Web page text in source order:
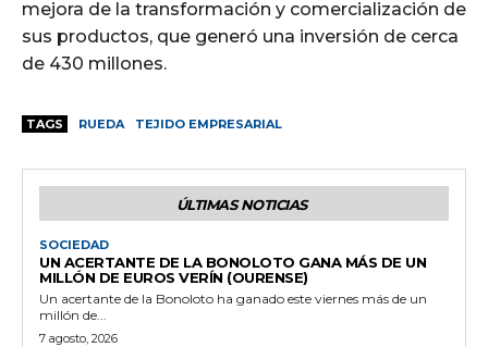
mejora de la transformación y comercialización de
sus productos, que generó una inversión de cerca
de 430 millones.
TAGS RUEDA TEJIDO EMPRESARIAL
ÚLTIMAS NOTICIAS
SOCIEDAD
UN ACERTANTE DE LA BONOLOTO GANA MÁS DE UN
MILLÓN DE EUROS VERÍN (OURENSE)
Un acertante de la Bonoloto ha ganado este viernes más de un
millón de...
7 agosto, 2026